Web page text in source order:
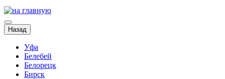
Назад
Уфа
Белебей
Белорецк
Бирск